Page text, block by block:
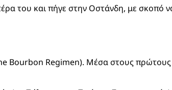
του και πήγε στην Οστάνδη, με σκοπό
Bourbon Regimen). Μέσα στους